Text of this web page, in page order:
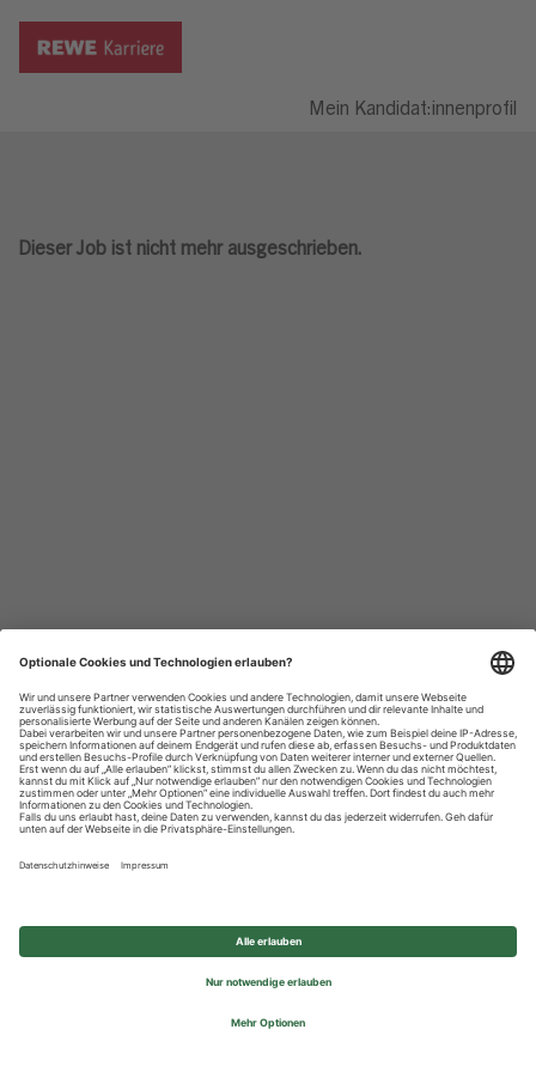
Mein Kandidat:innenprofil
Dieser Job ist nicht mehr ausgeschrieben.
Datenschutzhinweise
Impressum
Privatsphäre-Einstellungen
© 2026 REWE Group - All rights reserved